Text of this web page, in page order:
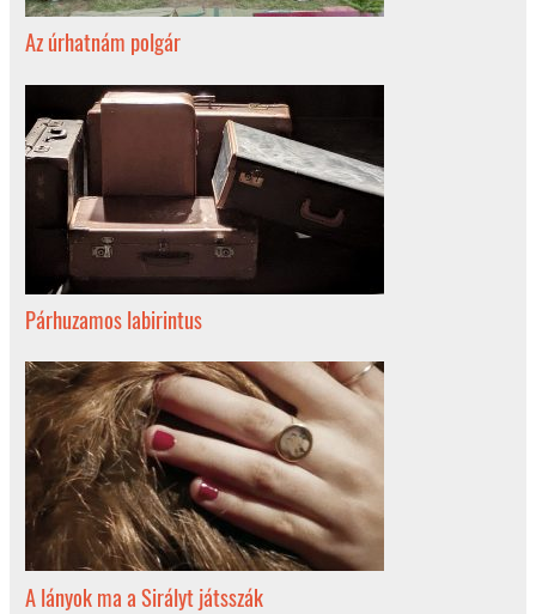
Az úrhatnám polgár
Párhuzamos labirintus
A lányok ma a Sirályt játsszák